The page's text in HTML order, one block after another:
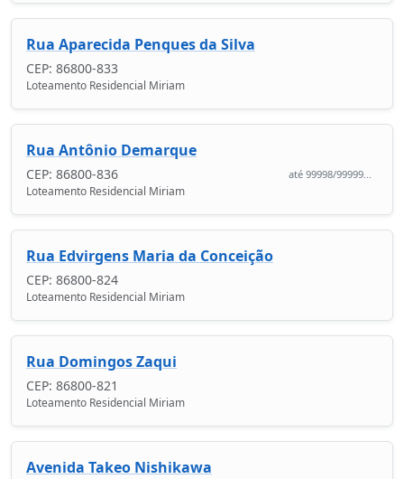
Rua Aparecida Penques da Silva
CEP: 86800-833
Loteamento Residencial Miriam
Rua Antônio Demarque
CEP: 86800-836 até 99998/99999...
Loteamento Residencial Miriam
Rua Edvirgens Maria da Conceição
CEP: 86800-824
Loteamento Residencial Miriam
Rua Domingos Zaqui
CEP: 86800-821
Loteamento Residencial Miriam
Avenida Takeo Nishikawa